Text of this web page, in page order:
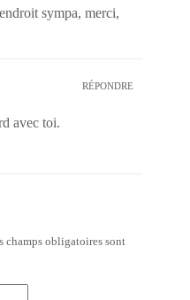
sympa, merci,
RÉPONDRE
avec toi.
champs obligatoires sont